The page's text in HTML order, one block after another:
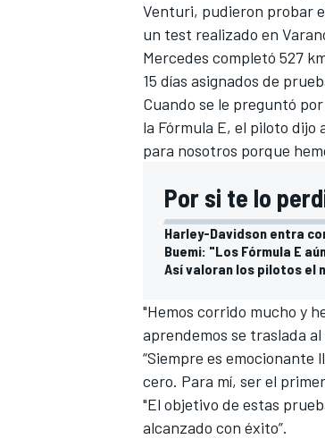
Venturi, pudieron probar
un test realizado en
Mercedes completó 527
15 días asignados de
Cuando se le preguntó
la Fórmula E, el piloto dijo
para nosotros porque
Por si te lo
Harley-Davidson entra
Buemi: "Los Fórmula E
Así valoran los pilotos el
"Hemos corrido mucho y
aprendemos se traslada al
“Siempre es emocionante
cero. Para mí, ser el
"El objetivo de estas
alcanzado con éxito”.